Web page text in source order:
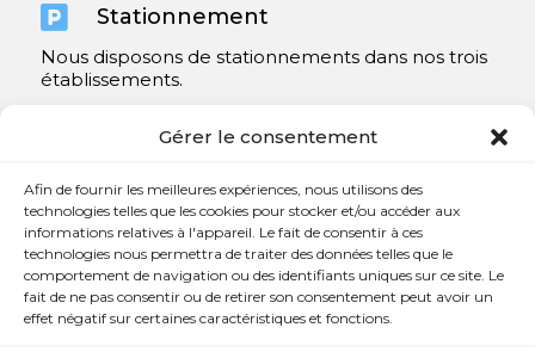
Gérer le consentement
Afin de fournir les meilleures expériences, nous utilisons des
technologies telles que les cookies pour stocker et/ou accéder aux
informations relatives à l'appareil. Le fait de consentir à ces
technologies nous permettra de traiter des données telles que le
comportement de navigation ou des identifiants uniques sur ce site. Le
fait de ne pas consentir ou de retirer son consentement peut avoir un
effet négatif sur certaines caractéristiques et fonctions.
 Stationnement
Nous disposons de stationnements dans nos trois
établissements.
Contact
 450 654-3342
 info@charlesrajotte.com